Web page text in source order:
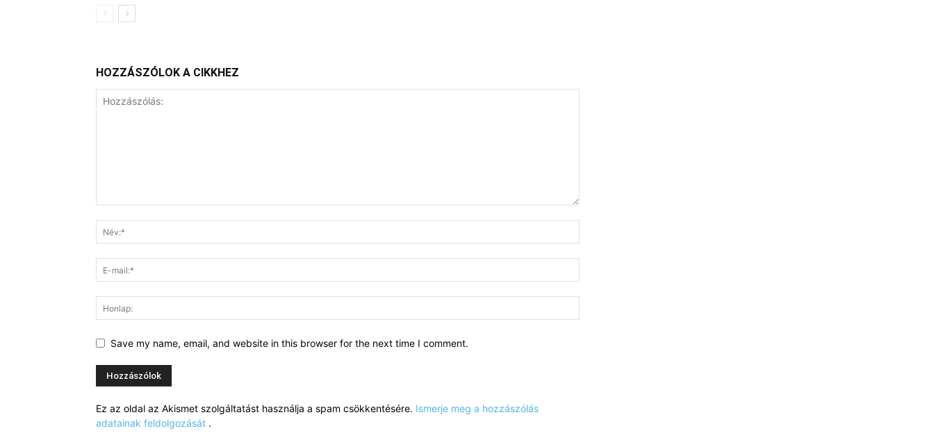
HOZZÁSZÓLOK A CIKKHEZ
Save my name, email, and website in this browser for the next time I comment.
Ez az oldal az Akismet szolgáltatást használja a spam csökkentésére. Ismerje meg a hozzászólás
adatainak feldolgozását .